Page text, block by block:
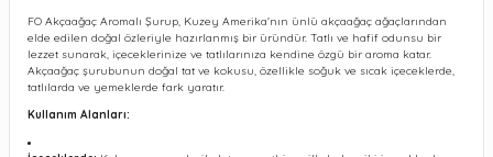
FO Akçaağaç Aromalı Şurup, Kuzey Amerika'nın ünlü akçaağaç ağaçlarından
elde edilen doğal özleriyle hazırlanmış bir üründür. Tatlı ve hafif odunsu bir
lezzet sunarak, içeceklerinize ve tatlılarınıza kendine özgü bir aroma katar.
Akçaağaç şurubunun doğal tat ve kokusu, özellikle soğuk ve sıcak içeceklerde,
tatlılarda ve yemeklerde fark yaratır.
Kullanım Alanları: